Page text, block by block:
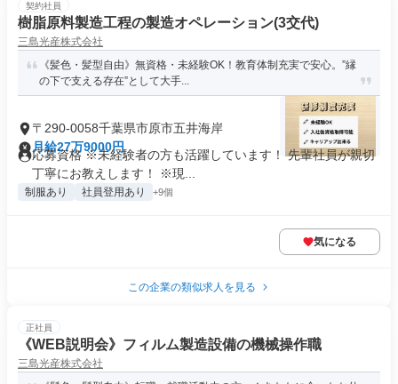
契約社員
樹脂原料製造工程の製造オペレーション(3交代)
三島光産株式会社
《髪色・髪型自由》無資格・未経験OK！教育体制充実で安心。”縁
の下で支える存在”として大手...
〒290-0058千葉県市原市五井海岸
月給27万9000円
応募資格 ※未経験者の方も活躍しています！ 先輩社員が親切
丁寧にお教えします！ ※現...
制服あり 社員登用あり +9個
気になる
この企業の類似求人を見る
正社員
《WEB説明会》フィルム製造設備の機械操作職
三島光産株式会社